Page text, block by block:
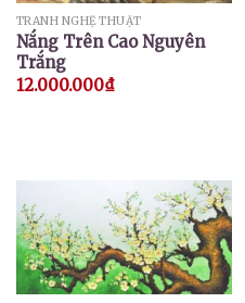
TRANH NGHỆ THUẬT
Nắng Trên Cao Nguyên
Trắng
12.000.000₫